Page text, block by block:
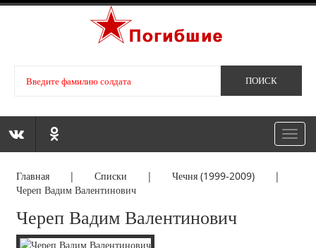
Главная |Списки | Чечня (1999-2009)|
Череп Вадим Валентинович
Череп Вадим Валентинович